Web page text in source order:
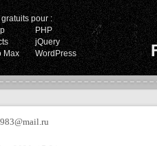
pour :
PHP
jQuery
Max
WordPress